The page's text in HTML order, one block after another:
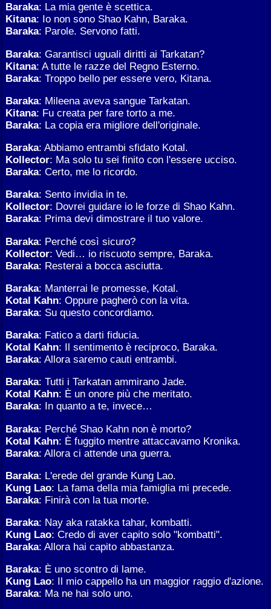
Baraka: La mia gente è scettica.
Kitana: Io non sono Shao Kahn, Baraka.
Baraka: Parole. Servono fatti.
Baraka: Garantisci uguali diritti ai Tarkatan?
Kitana: A tutte le razze del Regno Esterno.
Baraka: Troppo bello per essere vero, Kitana.
Baraka: Mileena aveva sangue Tarkatan.
Kitana: Fu creata per fare torto a me.
Baraka: La copia era migliore dell'originale.
Baraka: Abbiamo entrambi sfidato Kotal.
Kollector: Ma solo tu sei finito con l'essere ucciso.
Baraka: Certo, me lo ricordo.
Baraka: Sento invidia in te.
Kollector: Dovrei guidare io le forze di Shao Kahn.
Baraka: Prima devi dimostrare il tuo valore.
Baraka: Perché così sicuro?
Kollector: Vedi… io riscuoto sempre, Baraka.
Baraka: Resterai a bocca asciutta.
Baraka: Manterrai le promesse, Kotal.
Kotal Kahn: Oppure pagherò con la vita.
Baraka: Su questo concordiamo.
Baraka: Fatico a darti fiducia.
Kotal Kahn: Il sentimento è reciproco, Baraka.
Baraka: Allora saremo cauti entrambi.
Baraka: Tutti i Tarkatan ammirano Jade.
Kotal Kahn: È un onore più che meritato.
Baraka: In quanto a te, invece…
Baraka: Perché Shao Kahn non è morto?
Kotal Kahn: È fuggito mentre attaccavamo Kronika.
Baraka: Allora ci attende una guerra.
Baraka: L'erede del grande Kung Lao.
Kung Lao: La fama della mia famiglia mi precede.
Baraka: Finirà con la tua morte.
Baraka: Nay aka ratakka tahar, kombatti.
Kung Lao: Credo di aver capito solo "kombatti".
Baraka: Allora hai capito abbastanza.
Baraka: È uno scontro di lame.
Kung Lao: Il mio cappello ha un maggior raggio d'azione.
Baraka: Ma ne hai solo uno.